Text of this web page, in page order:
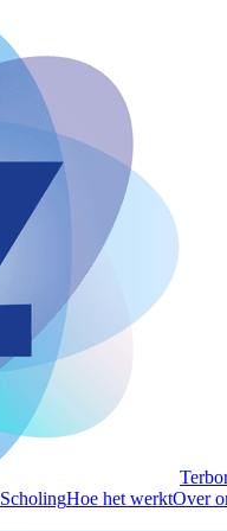
ScholingHoe het werktOver